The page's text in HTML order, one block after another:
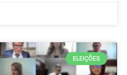
ELEIÇÕES